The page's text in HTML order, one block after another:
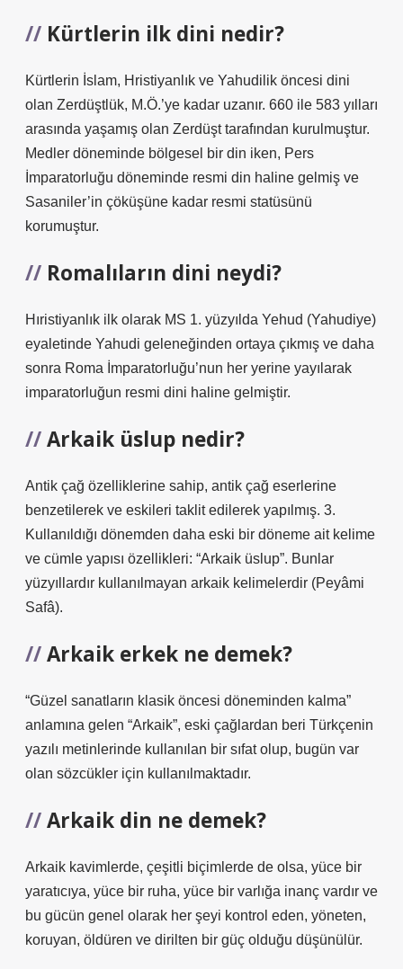
Kürtlerin ilk dini nedir?
Kürtlerin İslam, Hristiyanlık ve Yahudilik öncesi dini
olan Zerdüştlük, M.Ö.’ye kadar uzanır. 660 ile 583 yılları
arasında yaşamış olan Zerdüşt tarafından kurulmuştur.
Medler döneminde bölgesel bir din iken, Pers
İmparatorluğu döneminde resmi din haline gelmiş ve
Sasaniler’in çöküşüne kadar resmi statüsünü
korumuştur.
Romalıların dini neydi?
Hıristiyanlık ilk olarak MS 1. yüzyılda Yehud (Yahudiye)
eyaletinde Yahudi geleneğinden ortaya çıkmış ve daha
sonra Roma İmparatorluğu’nun her yerine yayılarak
imparatorluğun resmi dini haline gelmiştir.
Arkaik üslup nedir?
Antik çağ özelliklerine sahip, antik çağ eserlerine
benzetilerek ve eskileri taklit edilerek yapılmış. 3.
Kullanıldığı dönemden daha eski bir döneme ait kelime
ve cümle yapısı özellikleri: “Arkaik üslup”. Bunlar
yüzyıllardır kullanılmayan arkaik kelimelerdir (Peyâmi
Safâ).
Arkaik erkek ne demek?
“Güzel sanatların klasik öncesi döneminden kalma”
anlamına gelen “Arkaik”, eski çağlardan beri Türkçenin
yazılı metinlerinde kullanılan bir sıfat olup, bugün var
olan sözcükler için kullanılmaktadır.
Arkaik din ne demek?
Arkaik kavimlerde, çeşitli biçimlerde de olsa, yüce bir
yaratıcıya, yüce bir ruha, yüce bir varlığa inanç vardır ve
bu gücün genel olarak her şeyi kontrol eden, yöneten,
koruyan, öldüren ve dirilten bir güç olduğu düşünülür.